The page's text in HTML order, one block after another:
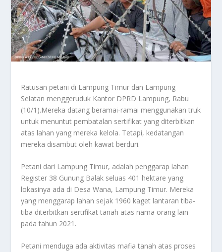
Ratusan petani di Lampung Timur dan Lampung
Selatan menggeruduk Kantor DPRD Lampung, Rabu
(10/1).Mereka datang beramai-ramai menggunakan truk
untuk menuntut pembatalan sertifikat yang diterbitkan
atas lahan yang mereka kelola. Tetapi, kedatangan
mereka disambut oleh kawat berduri.
Petani dari Lampung Timur, adalah penggarap lahan
Register 38 Gunung Balak seluas 401 hektare yang
lokasinya ada di Desa Wana, Lampung Timur. Mereka
yang menggarap lahan sejak 1960 kaget lantaran tiba-
tiba diterbitkan sertifikat tanah atas nama orang lain
pada tahun 2021.
Petani menduga ada aktivitas mafia tanah atas proses